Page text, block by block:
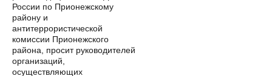
России по Прионежскому
району и
антитеррористической
комиссии Прионежского
района, просит руководителей
организаций,
осуществляющих